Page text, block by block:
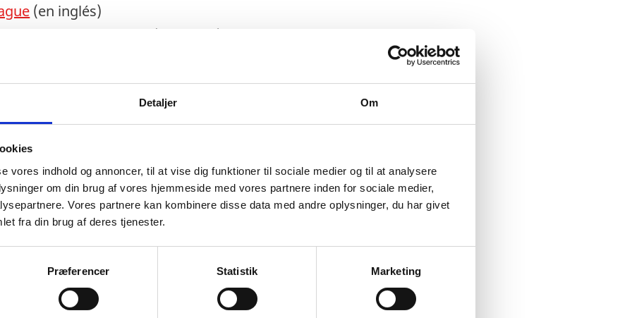
Detaljer Om
vores indhold og annoncer, til at vise dig funktioner til sociale medier og til at analysere
om din brug af vores hjemmeside med vores partnere inden for sociale medier,
Vores partnere kan kombinere disse data med andre oplysninger, du har givet
fra din brug af deres tjenester.
Præferencer Statistik Marketing
(en inglés)
(en inglés)
de Øresund, entre Dinamarca y Suecia (en inglés)
urbana gratuita en Copenhague (en inglés)
la fila para comprar tickets de transporte y compra por el App DOT